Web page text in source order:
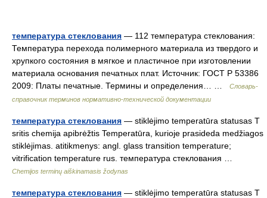
температура стеклования — 112 температура стеклования:
Температура перехода полимерного материала из твердого и
хрупкого состояния в мягкое и пластичное при изготовлении
материала основания печатных плат. Источник: ГОСТ Р 53386
2009: Платы печатные. Термины и определения… …
Словарь-
справочник терминов нормативно-технической документации
температура стеклования — stiklėjimo temperatūra statusas T
sritis chemija apibrėžtis Temperatūra, kurioje prasideda medžiagos
stiklėjimas. atitikmenys: angl. glass transition temperature;
vitrification temperature rus. температура стеклования …
Chemijos terminų aiškinamasis žodynas
температура стеклования — stiklėjimo temperatūra statusas T